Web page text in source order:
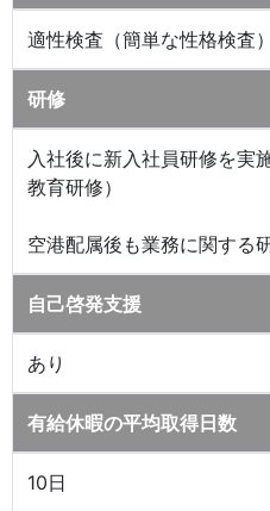
適性検査（簡単な性格検査
研修
入社後に新入社員研修を実
教育研修）
空港配属後も業務に関する
自己啓発支援
あり
有給休暇の平均取得日数
10日